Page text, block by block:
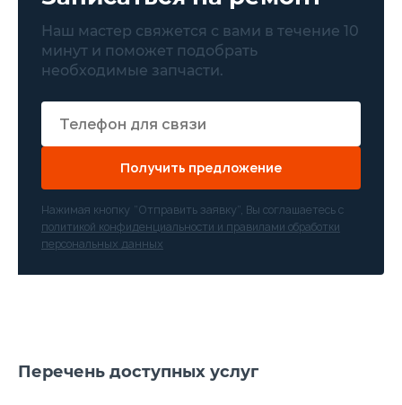
Наш мастер свяжется с вами в течение 10
минут и поможет подобрать
необходимые запчасти.
Получить предложение
Нажимая кнопку “Отправить заявку”, Вы соглашаетесь с
политикой конфиденциальности и правилами обработки
персональных данных
Перечень доступных услуг